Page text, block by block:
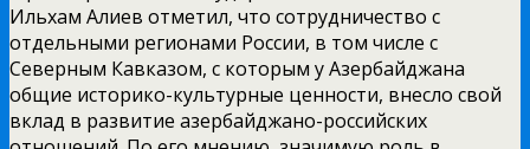
Ильхам Алиев отметил, что сотрудничество с
отдельными регионами России, в том числе с
Северным Кавказом, с которым у Азербайджана
общие историко-культурные ценности, внесло свой
вклад в развитие азербайджано-российских